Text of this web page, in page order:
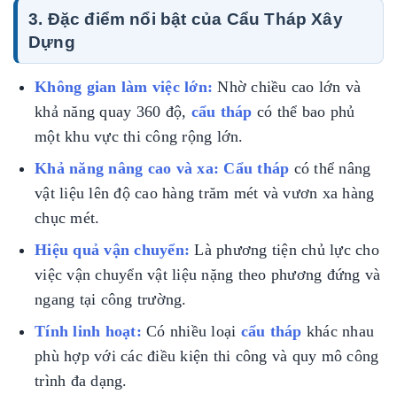
3. Đặc điểm nổi bật của Cẩu Tháp Xây
Dựng
Không gian làm việc lớn: Nhờ chiều cao lớn và
khả năng quay 360 độ, cẩu tháp có thể bao phủ
một khu vực thi công rộng lớn.
Khả năng nâng cao và xa: Cẩu tháp có thể nâng
vật liệu lên độ cao hàng trăm mét và vươn xa hàng
chục mét.
Hiệu quả vận chuyển: Là phương tiện chủ lực cho
việc vận chuyển vật liệu nặng theo phương đứng và
ngang tại công trường.
Tính linh hoạt: Có nhiều loại cẩu tháp khác nhau
phù hợp với các điều kiện thi công và quy mô công
trình đa dạng.